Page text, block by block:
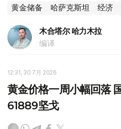
黄金储备 哈萨克斯坦 经济
木合塔尔 哈力木拉
编译
12:31, 30 7月 2026
黄金价格一周小幅回落
61889坚戈